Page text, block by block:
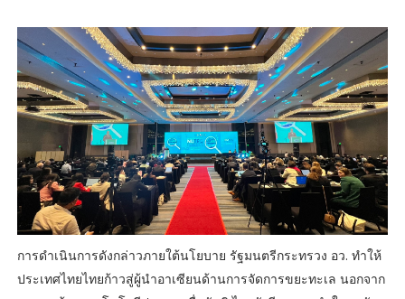
การดำเนินการดังกล่าวภายใต้นโยบาย รัฐมนตรีกระทรวง อว. ทำให้
ประเทศไทยไทยก้าวสู่ผู้นำอาเซียนด้านการจัดการขยะทะเล นอกจาก